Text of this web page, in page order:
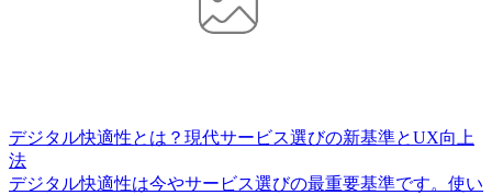
デジタル快適性とは？現代サービス選びの新基準とUX向上
法
デジタル快適性は今やサービス選びの最重要基準です。使い